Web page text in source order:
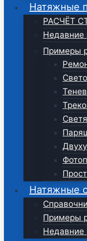
Натяжные
РАСЧЁТ
Недавние
Примеры
Натяжные
Примеры
Недавние